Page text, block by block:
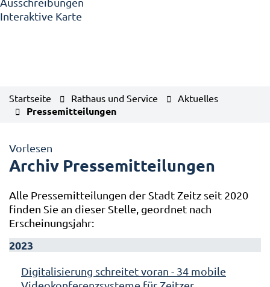
Interaktive Karte
Startseite Rathaus und Service Aktuelles
Pressemitteilungen
Vorlesen
Archiv Pressemitteilungen
Alle Pressemitteilungen der Stadt Zeitz seit 2020
finden Sie an dieser Stelle, geordnet nach
Erscheinungsjahr:
2023
Digitalisierung schreitet voran - 34 mobile